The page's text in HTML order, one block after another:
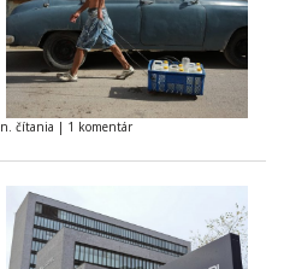
čítania | 1 komentár